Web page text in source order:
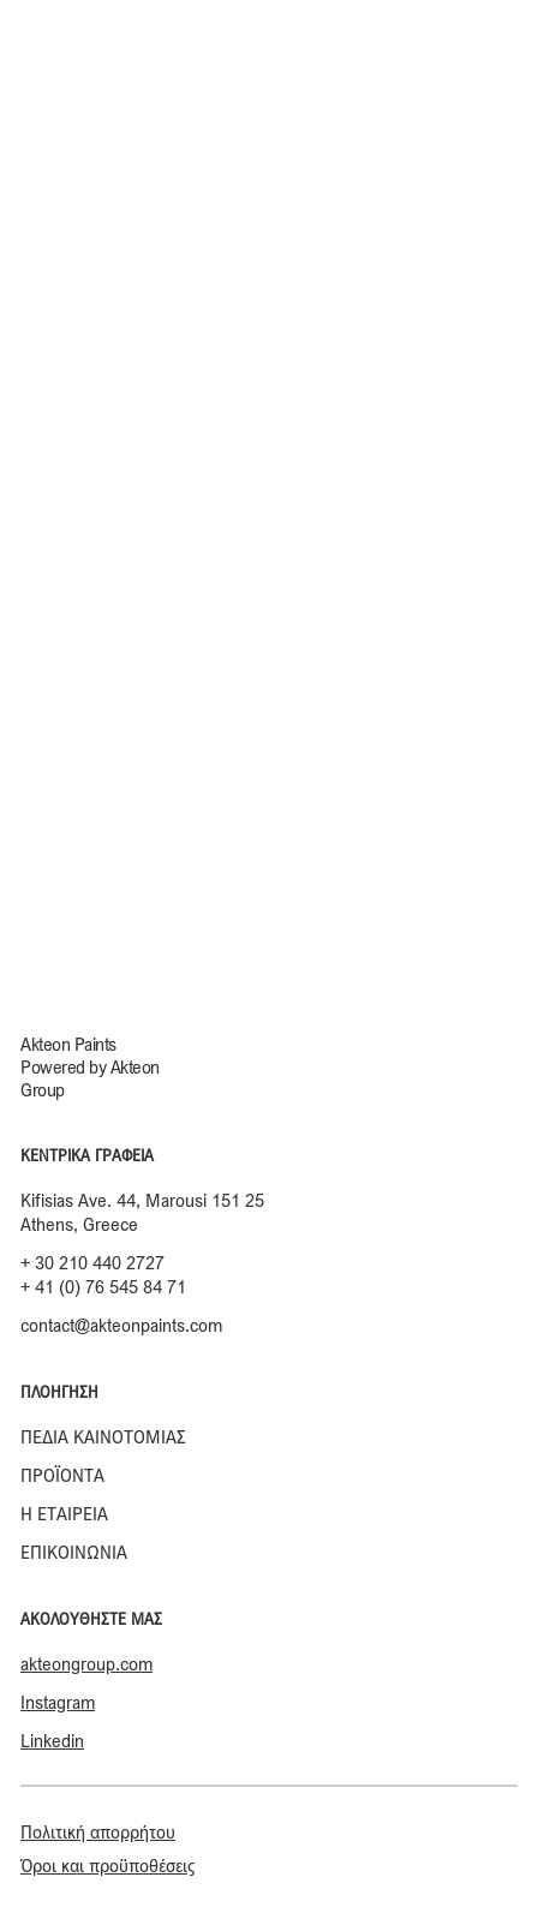
Akteon Paints
Powered by Akteon
Group
ΚΕΝΤΡΙΚΑ ΓΡΑΦΕΙΑ
Kifisias Ave. 44, Marousi 151 25
Athens, Greece
+ 30 210 440 2727
+ 41 (0) 76 545 84 71
contact@akteonpaints.com
ΠΛΟΗΓΗΣΗ
ΠΕΔΙΑ ΚΑΙΝΟΤΟΜΙΑΣ
ΠΡΟΪΟΝΤΑ
Η ΕΤΑΙΡΕΙΑ
ΕΠΙΚΟΙΝΩΝΙΑ
ΑΚΟΛΟΥΘΗΣΤΕ ΜΑΣ
akteongroup.com
Instagram
Linkedin
Πολιτική απορρήτου
Όροι και προϋποθέσεις